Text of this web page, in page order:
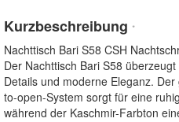
Kurzbeschreibung *
Nachttisch Bari S58 CSH
Der Nachttisch Bari S58
Details und moderne Eleganz.
to-open-System sorgt für eine
während der Kaschmir-Farbton